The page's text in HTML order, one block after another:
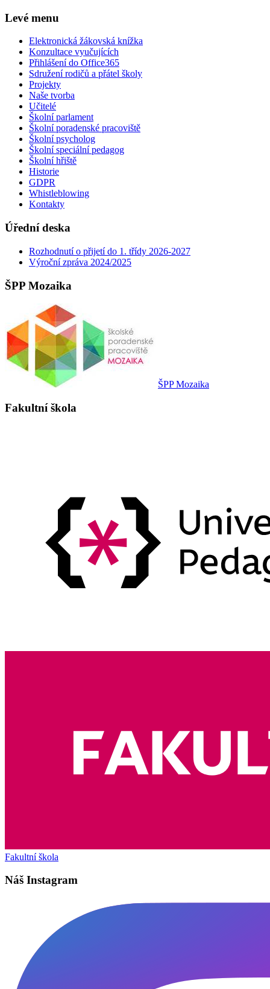
Levé menu
Elektronická žákovská knížka
Konzultace vyučujících
Přihlášení do Office365
Sdružení rodičů a přátel školy
Projekty
Naše tvorba
Učitelé
Školní parlament
Školní poradenské pracoviště
Školní psycholog
Školní speciální pedagog
Školní hřiště
Historie
GDPR
Whistleblowing
Kontakty
Úřední deska
Rozhodnutí o přijetí do 1. třídy 2026-2027
Výroční zpráva 2024/2025
ŠPP Mozaika
ŠPP Mozaika
Fakultní škola
Fakultní škola
Náš Instagram